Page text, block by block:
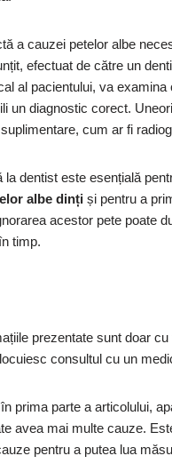
a cauzei petelor albe
efectuat de către un
al pacientului, va examina
un diagnostic corect.
cum ar fi
dentist este esențială
albe dinți și pentru a
acestor pete poate
timp.
prezentate sunt doar cu
consultul cu un
prima parte a articolului,
avea mai multe cauze.
pentru a putea lua